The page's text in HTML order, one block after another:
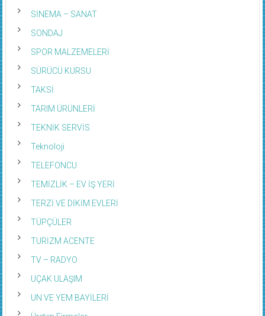
SİNEMA – SANAT
SONDAJ
SPOR MALZEMELERİ
SÜRÜCÜ KURSU
TAKSİ
TARIM ÜRÜNLERİ
TEKNİK SERVİS
Teknoloji
TELEFONCU
TEMİZLİK – EV İŞ YERİ
TERZİ VE DİKİM EVLERİ
TÜPÇÜLER
TURİZM ACENTE
TV – RADYO
UÇAK ULAŞIM
UN VE YEM BAYİLERİ